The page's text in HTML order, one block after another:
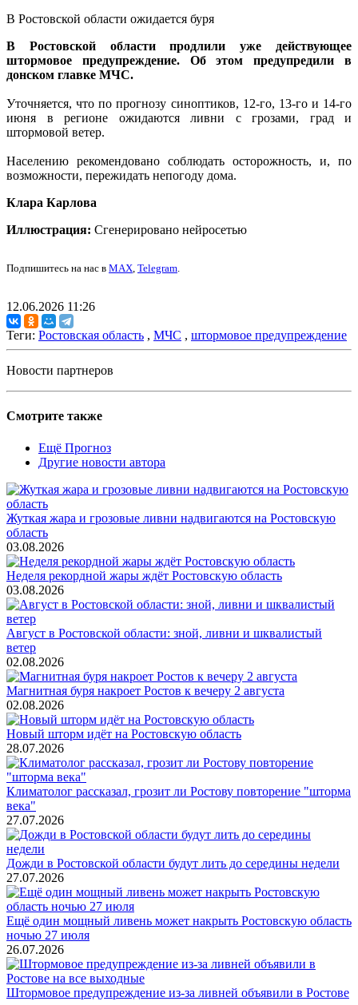
В Ростовской области ожидается буря
В Ростовской области продлили уже действующее
штормовое предупреждение. Об этом предупредили в
донском главке МЧС.
Уточняется, что по прогнозу синоптиков, 12-го, 13-го и 14-го
июня в регионе ожидаются ливни с грозами, град и
штормовой ветер.
Населению рекомендовано соблюдать осторожность, и, по
возможности, пережидать непогоду дома.
Клара Карлова
Иллюстрация: Сгенерировано нейросетью
Подпишитесь на нас в MAX, Telegram.
12.06.2026 11:26
Теги: Ростовская область , МЧС , штормовое предупреждение
Новости партнеров
Смотрите также
Ещё Прогноз
Другие новости автора
Жуткая жара и грозовые ливни надвигаются на Ростовскую
область
03.08.2026
Неделя рекордной жары ждёт Ростовскую область
03.08.2026
Август в Ростовской области: зной, ливни и шквалистый
ветер
02.08.2026
Магнитная буря накроет Ростов к вечеру 2 августа
02.08.2026
Новый шторм идёт на Ростовскую область
28.07.2026
Климатолог рассказал, грозит ли Ростову повторение "шторма
века"
27.07.2026
Дожди в Ростовской области будут лить до середины недели
27.07.2026
Ещё один мощный ливень может накрыть Ростовскую область
ночью 27 июля
26.07.2026
Штормовое предупреждение из-за ливней объявили в Ростове